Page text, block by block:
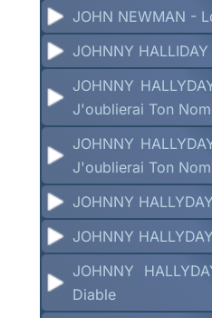
JOHN NEWMAN -
JOHNNY
JOHNNY
J'oublierai Ton
JOHNNY
J'oublierai Ton Nom
JOHNNY
JOHNNY
JOHNNY
Diable